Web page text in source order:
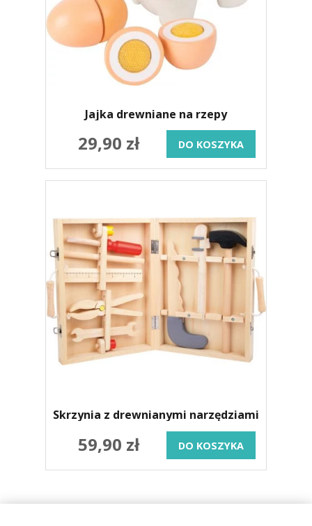
Jajka drewniane na rzepy
29,90 zł DO KOSZYKA
Skrzynia z drewnianymi narzędziami
59,90 zł DO KOSZYKA